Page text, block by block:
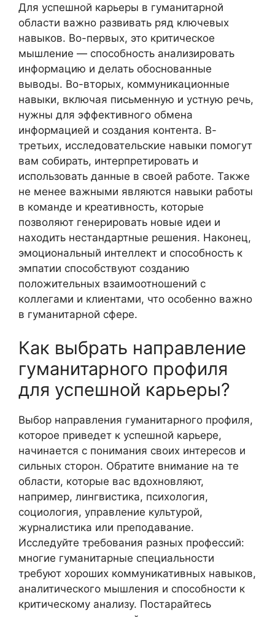
Для успешной карьеры в гуманитарной
области важно развивать ряд ключевых
навыков. Во-первых, это критическое
мышление — способность анализировать
информацию и делать обоснованные
выводы. Во-вторых, коммуникационные
навыки, включая письменную и устную речь,
нужны для эффективного обмена
информацией и создания контента. В-
третьих, исследовательские навыки помогут
вам собирать, интерпретировать и
использовать данные в своей работе. Также
не менее важными являются навыки работы
в команде и креативность, которые
позволяют генерировать новые идеи и
находить нестандартные решения. Наконец,
эмоциональный интеллект и способность к
эмпатии способствуют созданию
положительных взаимоотношений с
коллегами и клиентами, что особенно важно
в гуманитарной сфере.
Как выбрать направление
гуманитарного профиля
для успешной карьеры?
Выбор направления гуманитарного профиля,
которое приведет к успешной карьере,
начинается с понимания своих интересов и
сильных сторон. Обратите внимание на те
области, которые вас вдохновляют,
например, лингвистика, психология,
социология, управление культурой,
журналистика или преподавание.
Исследуйте требования разных профессий:
многие гуманитарные специальности
требуют хороших коммуникативных навыков,
аналитического мышления и способности к
критическому анализу. Постарайтесь